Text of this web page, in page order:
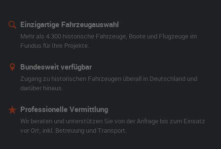
Einzigartige Fahrzeugauswahl
Mehr als 4.300 historische Fahrzeuge, Boote und Flugzeuge im
Fundus für Ihre Projekte.
Bundesweit verfügbar
Zugang zu historischen Fahrzeugen überall in Deutschland und
darüber hinaus.
Professionelle Vermittlung
Wir beraten und unterstützen Sie von der Anfrage bis zum Einsatz
vor Ort, inkl. Betreuung und Transport.